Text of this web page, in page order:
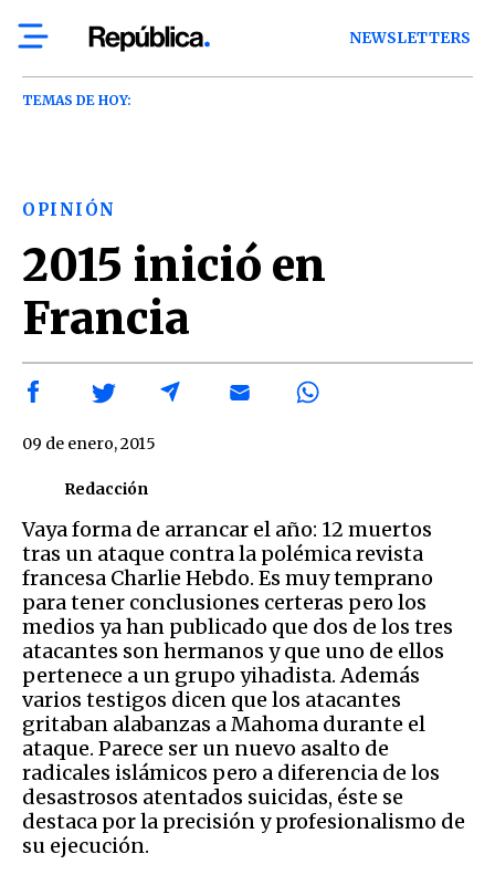
NEWSLETTERS
TEMAS DE HOY:
OPINIÓN
2015 inició en
Francia
Redacción
09 de enero, 2015
Vaya forma de arrancar el año: 12 muertos
tras un ataque contra la polémica revista
francesa Charlie Hebdo. Es muy temprano
para tener conclusiones certeras pero los
medios ya han publicado que dos de los tres
atacantes son hermanos y que uno de ellos
pertenece a un grupo yihadista. Además
varios testigos dicen que los atacantes
gritaban alabanzas a Mahoma durante el
ataque. Parece ser un nuevo asalto de
radicales islámicos pero a diferencia de los
desastrosos atentados suicidas, éste se
destaca por la precisión y profesionalismo de
su ejecución.